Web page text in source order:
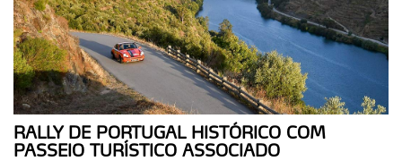
RALLY DE PORTUGAL HISTÓRICO COM
PASSEIO TURÍSTICO ASSOCIADO